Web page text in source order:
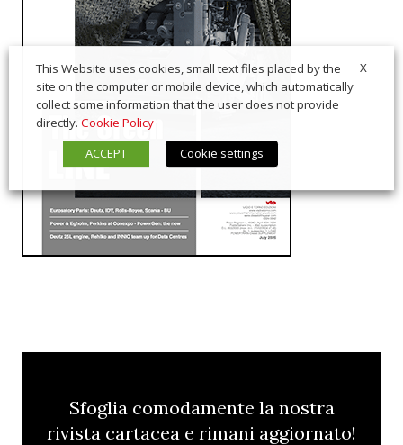
Sfoglia comodamente la nostra
rivista cartacea e rimani aggiornato!
X
This Website uses cookies, small text files placed by the
site on the computer or mobile device, which automatically
collect some information that the user does not provide
directly. Cookie Policy
ACCEPT
Cookie settings